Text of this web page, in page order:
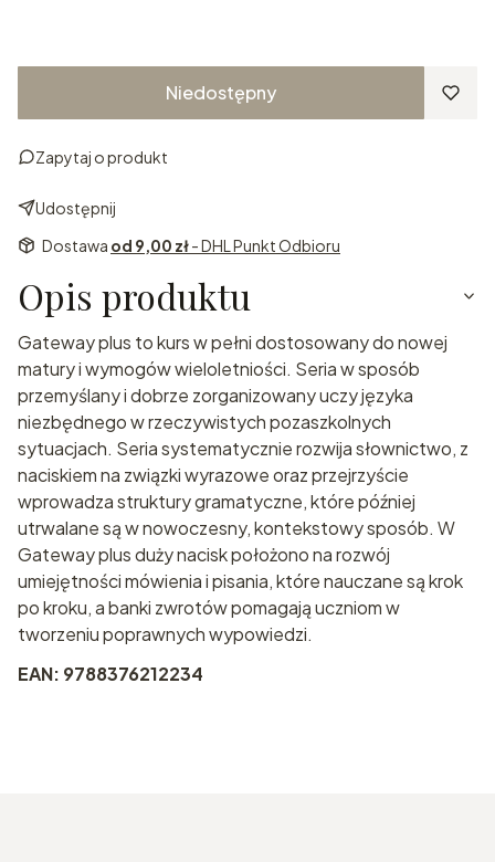
Niedostępny
Zapytaj o produkt
Udostępnij
Dostawa od 9,00 zł- DHL Punkt Odbioru
Opis produktu
Gateway plus to kurs w pełni dostosowany do nowej
matury i wymogów wieloletniości. Seria w sposób
przemyślany i dobrze zorganizowany uczy języka
niezbędnego w rzeczywistych pozaszkolnych
sytuacjach. Seria systematycznie rozwija słownictwo, z
naciskiem na związki wyrazowe oraz przejrzyście
wprowadza struktury gramatyczne, które później
utrwalane są w nowoczesny, kontekstowy sposób. W
Gateway plus duży nacisk położono na rozwój
umiejętności mówienia i pisania, które nauczane są krok
po kroku, a banki zwrotów pomagają uczniom w
tworzeniu poprawnych wypowiedzi.
EAN: 9788376212234